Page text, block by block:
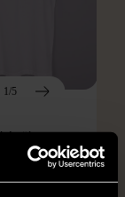
1/5
skick